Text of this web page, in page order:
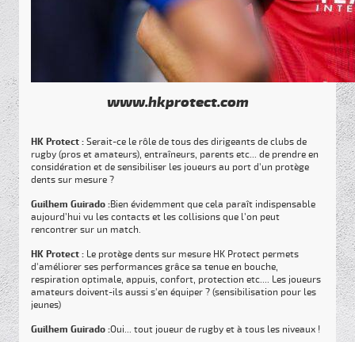
www.hkprotect.com
HK Protect : Serait-ce le rôle de tous des dirigeants de clubs de
rugby (pros et amateurs), entraîneurs, parents etc... de prendre en
considération et de sensibiliser les joueurs au port d'un protège
dents sur mesure ?
Guilhem Guirado :Bien évidemment que cela paraît indispensable
aujourd’hui vu les contacts et les collisions que l’on peut
rencontrer sur un match.
HK Protect : Le protège dents sur mesure HK Protect permets
d'améliorer ses performances grâce sa tenue en bouche,
respiration optimale, appuis, confort, protection etc.... Les joueurs
amateurs doivent-ils aussi s'en équiper ? (sensibilisation pour les
jeunes)
Guilhem Guirado :Oui... tout joueur de rugby et à tous les niveaux !